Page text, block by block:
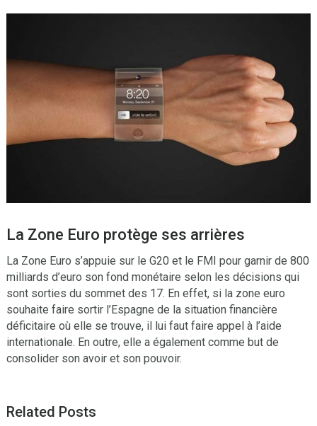
La Zone Euro protège ses arrières
La Zone Euro s’appuie sur le G20 et le FMI pour garnir de 800
milliards d’euro son fond monétaire selon les décisions qui
sont sorties du sommet des 17. En effet, si la zone euro
souhaite faire sortir l’Espagne de la situation financière
déficitaire où elle se trouve, il lui faut faire appel à l’aide
internationale. En outre, elle a également comme but de
consolider son avoir et son pouvoir.
Related Posts